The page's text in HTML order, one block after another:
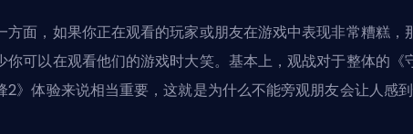
方面，如果你正在观看的玩家或朋友在游戏中表现非常糟糕，
你可以在观看他们的游戏时大笑。基本上，观战对于整体的《
2》体验来说相当重要，这就是为什么不能旁观朋友会让人感